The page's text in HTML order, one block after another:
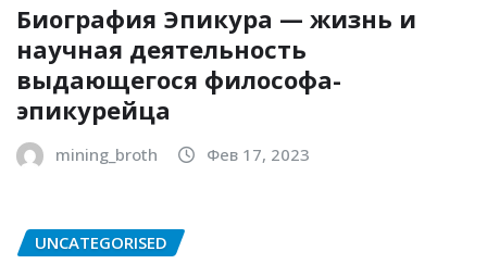
Биография Эпикура — жизнь и
научная деятельность
выдающегося философа-
эпикурейца
mining_broth Фев 17, 2023
UNCATEGORISED